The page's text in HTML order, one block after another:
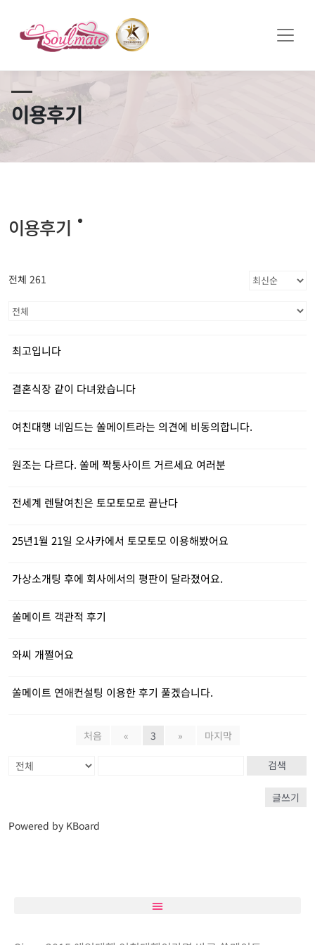
이용후기
이용후기
전체 261
최고입니다
결혼식장 같이 다녀왔습니다
여친대행 네임드는 쏠메이트라는 의견에 비동의합니다.
원조는 다르다. 쏠메 짝퉁사이트 거르세요 여러분
전세계 렌탈여친은 토모토모로 끝난다
25년1월 21일 오사카에서 토모토모 이용해봤어요
가상소개팅 후에 회사에서의 평판이 달라졌어요.
쏠메이트 객관적 후기
와씨 개쩔어요
쏠메이트 연애컨설팅 이용한 후기 풀겠습니다.
처음 « 3 » 마지막
검색
글쓰기
Powered by KBoard
쏠메이트×토모토모 프로모션 영상 full버전 보러가기